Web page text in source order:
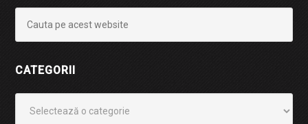
CATEGORII